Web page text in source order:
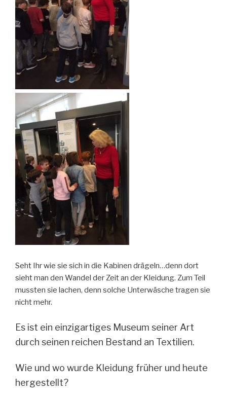
Seht Ihr wie sie sich in die Kabinen drägeln…denn dort
sieht man den Wandel der Zeit an der Kleidung. Zum Teil
mussten sie lachen, denn solche Unterwäsche tragen sie
nicht mehr.
Es ist ein einzigartiges Museum seiner Art
durch seinen reichen Bestand an Textilien.
Wie und wo wurde Kleidung früher und heute
hergestellt?